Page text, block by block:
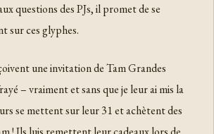
questions des PJs, il promet de se
sur ces glyphes.
une invitation de Tam Grandes
– vraiment et sans que je leur ai mis la
se mettent sur leur 31 et achètent des